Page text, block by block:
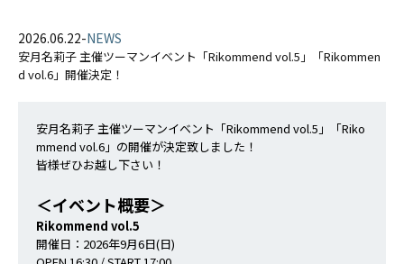
2026.06.22-NEWS
安月名莉子 主催ツーマンイベント「Rikommend vol.5」「Rikommen
d vol.6」開催決定！
安月名莉子 主催ツーマンイベント「Rikommend vol.5」「Riko
mmend vol.6」の開催が決定致しました！
皆様ぜひお越し下さい！
＜イベント概要＞
Rikommend vol.5
開催日：2026年9月6日(日)